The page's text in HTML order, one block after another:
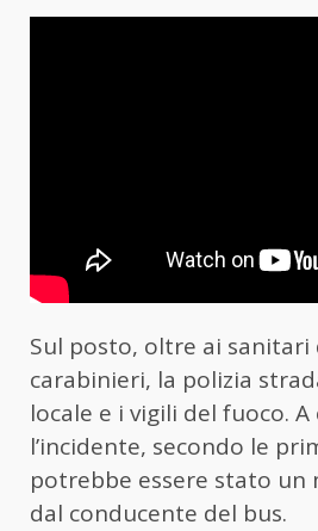
Sul posto, oltre ai sanitari
carabinieri, la polizia
locale e i vigili del fuoco. A
l’incidente, secondo le
potrebbe essere stato un
dal conducente del bus.